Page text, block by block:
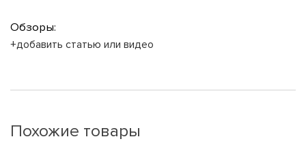
Обзоры:
+добавить статью или видео
Похожие товары